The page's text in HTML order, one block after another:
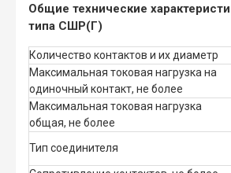
Общие технические
типа СШР(Г)
Количество контактов и их диаметр
Максимальная токовая нагрузка на
одиночный контакт, не более
Максимальная токовая нагрузка
общая, не более
Тип соединителя